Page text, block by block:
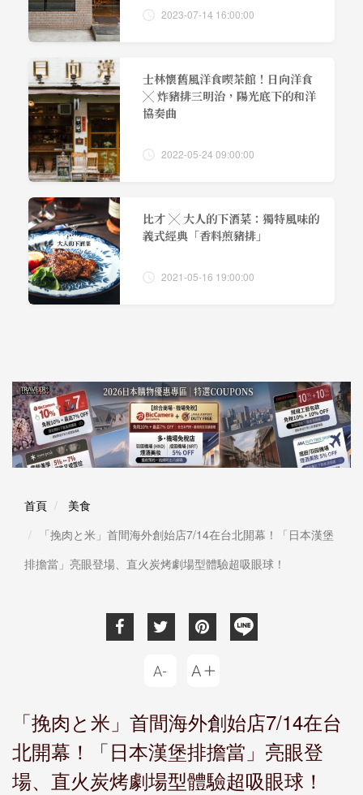
2023-07-14 16:00:00
士林懷舊風洋食喫茶館！日向洋食
╳ 炸豬排三明治，陽光底下的和洋
協奏曲
2022-05-24 09:00:00
比才 ╳ 大人的下酒菜：獨特風味的
義式經典「香料煎豬排」
2021-05-16 19:00:00
首頁
美食
「挽肉と米」首間海外創始店7/14在台北開幕！「日本漢堡
排擔當」亮眼登場、直火炭烤劇場型體驗超吸眼球！
「挽肉と米」首間海外創始店7/14在台
北開幕！「日本漢堡排擔當」亮眼登
場、直火炭烤劇場型體驗超吸眼球！